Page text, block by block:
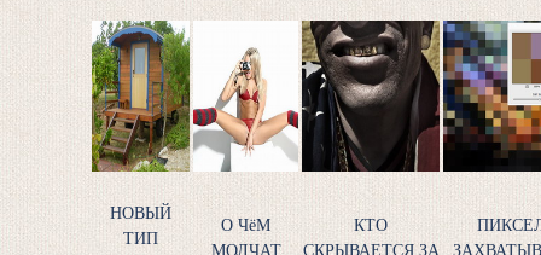
НОВЫЙ
ТИП
О ЧёМ
МОЛЧАТ
КТО
СКРЫВАЕТСЯ ЗА